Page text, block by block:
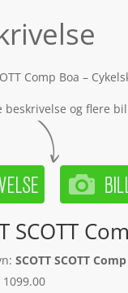
Comp Boa –
beskrivelse og flere
SCOTT
SCOTT SCOTT